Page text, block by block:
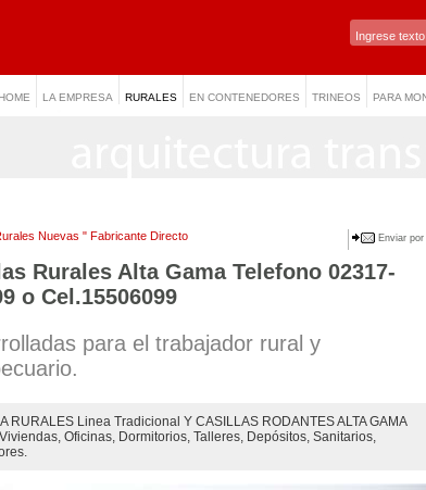
HOME LA EMPRESA RURALES EN CONTENEDORES TRINEOS PARA
Enviar
Nuevas " Fabricante Directo
Rurales Alta Gama Telefono 02317-
o Cel.15506099
para el trabajador rural y
RURALES Linea Tradicional Y CASILLAS RODANTES ALTA GAMA
Oficinas, Dormitorios, Talleres, Depósitos, Sanitarios,